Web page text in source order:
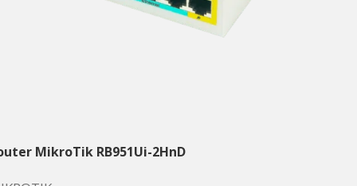
MikroTik RB951Ui-2HnD